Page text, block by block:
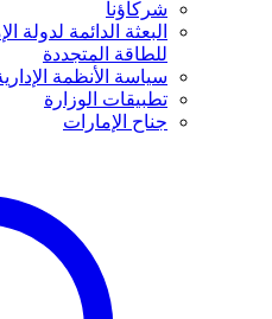
شركاؤنا
البعثة الدائمة لدولة
للطاقة المتجددة
سياسة الأنظمة
تطبيقات الوزارة
جناح الإمارات